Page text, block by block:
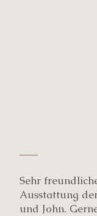
Sehr
Ausstattung
und John.